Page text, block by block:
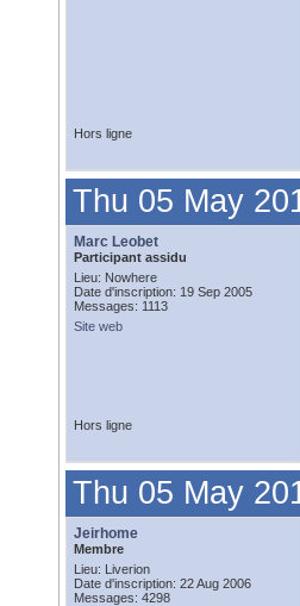
Hors ligne
Thu 05 May
Marc Leobet
Participant assidu
Lieu: Nowhere
Date d'inscription: 19 Sep 2005
Messages: 1113
Site web
Hors ligne
Thu 05 May
Jeirhome
Membre
Lieu: Liverion
Date d'inscription: 22 Aug 2006
Messages: 4298